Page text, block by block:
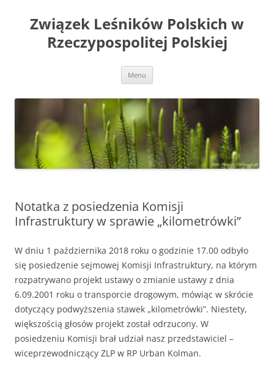
treściZwiązek Leśników Polskich w
Rzeczypospolitej Polskiej
Menu
Notatka z posiedzenia Komisji
Infrastruktury w sprawie „kilometrówki”
W dniu 1 października 2018 roku o godzinie 17.00 odbyło
się posiedzenie sejmowej Komisji Infrastruktury, na którym
rozpatrywano projekt ustawy o zmianie ustawy z dnia
6.09.2001 roku o transporcie drogowym, mówiąc w skrócie
dotyczący podwyższenia stawek „kilometrówki”. Niestety,
większością głosów projekt został odrzucony. W
posiedzeniu Komisji brał udział nasz przedstawiciel –
wiceprzewodniczący ZLP w RP Urban Kolman.